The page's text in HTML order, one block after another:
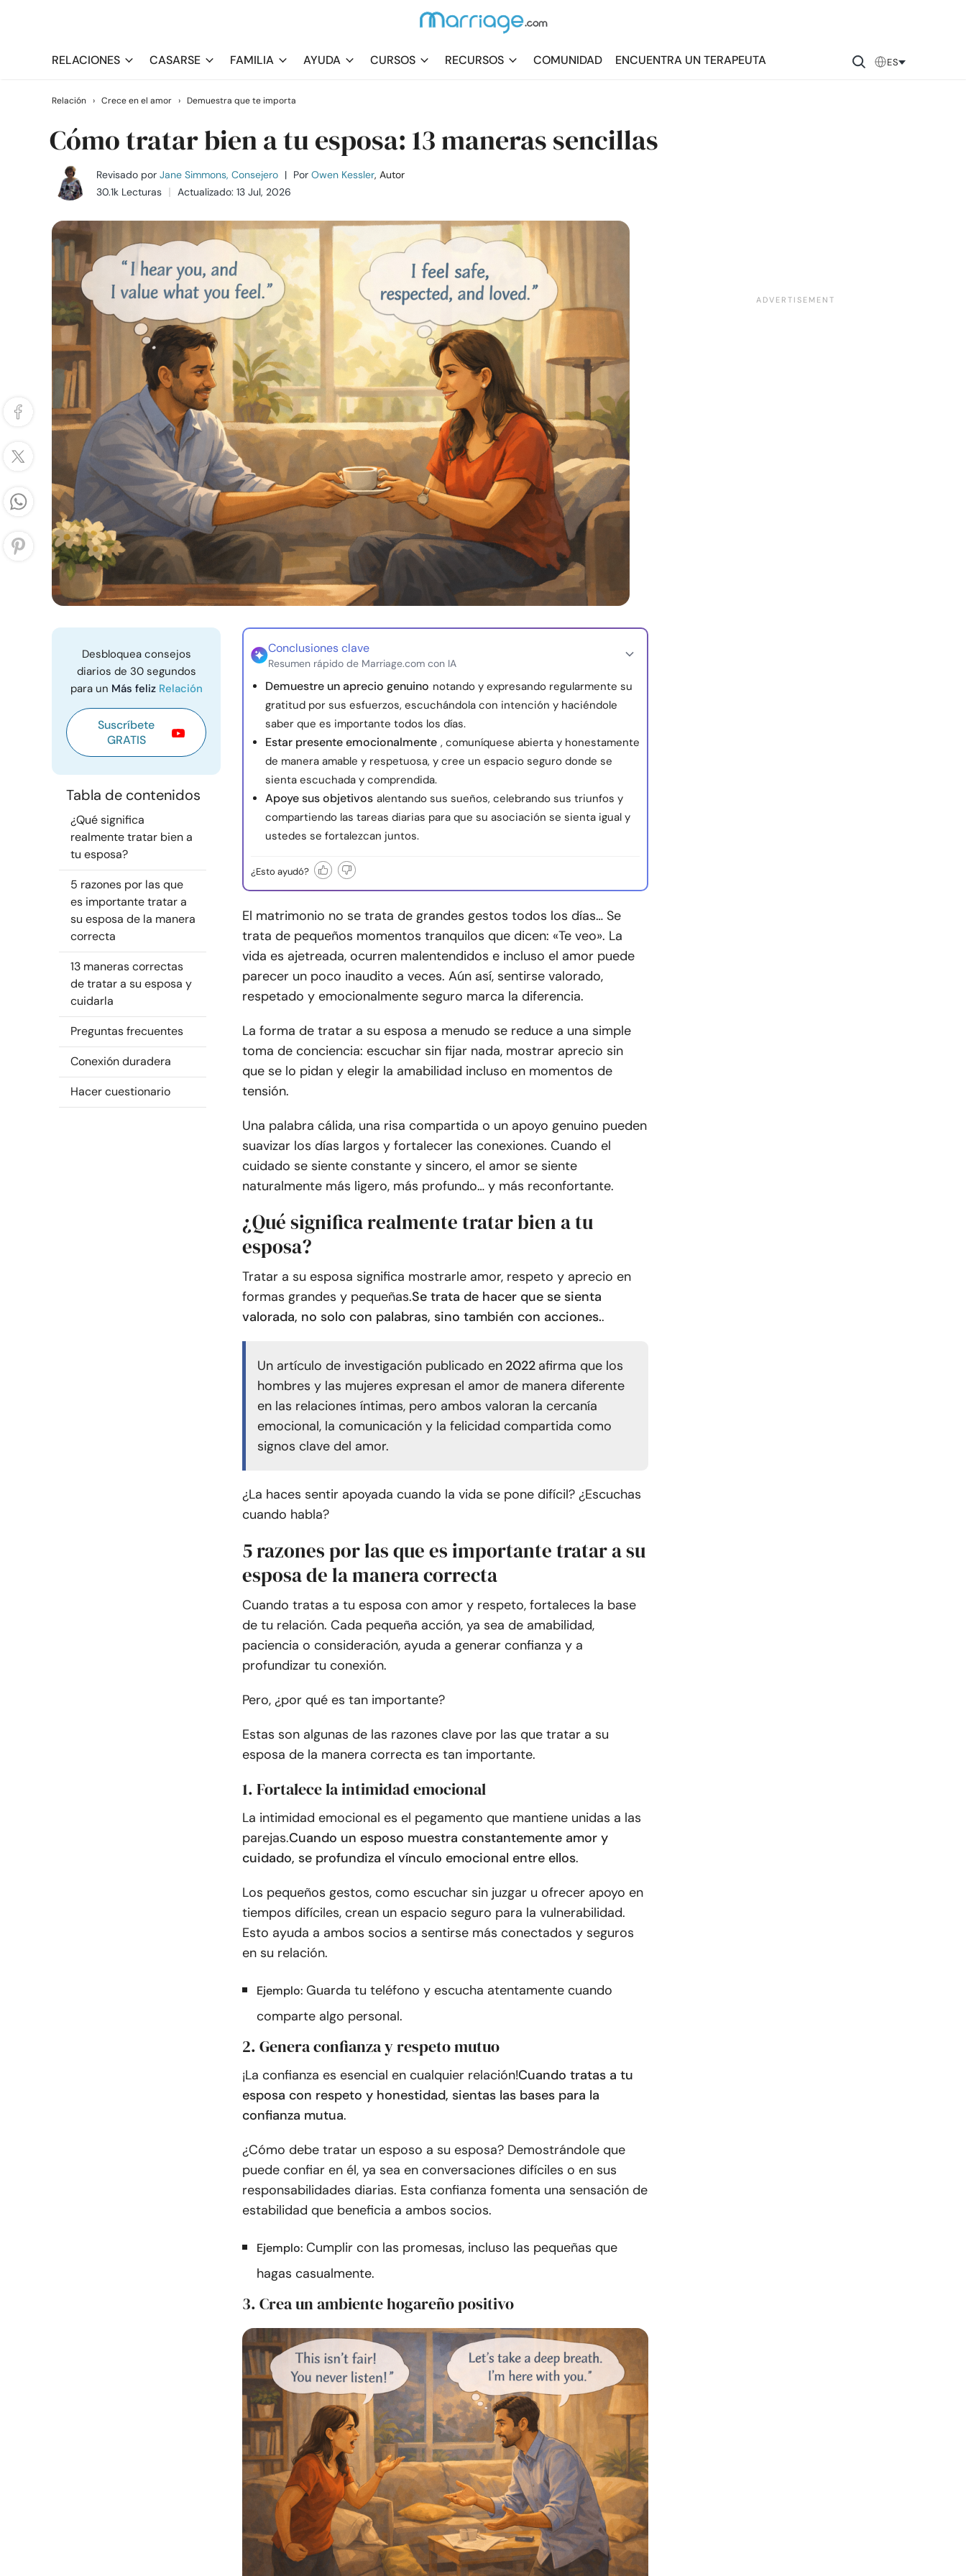
RELACIONES CASARSE FAMILIA AYUDA CURSOS RECURSOS COMUNIDAD ENCUENTRA UN TERAPEUTA ES
Relación › Crece en el amor › Demuestra que te importa
Cómo tratar bien a tu esposa: 13 maneras sencillas
Revisado por Jane Simmons, Consejero | Por Owen Kessler, Autor
30.1k Lecturas
Actualizado: 13 Jul, 2026
Desbloquea consejos
diarios de 30 segundos
para un Más feliz Relación
Suscríbete
GRATIS
Tabla de contenidos
¿Qué significa
realmente tratar bien a
tu esposa?
5 razones por las que
es importante tratar a
su esposa de la manera
correcta
13 maneras correctas
de tratar a su esposa y
cuidarla
Preguntas frecuentes
Conexión duradera
Hacer cuestionario
Conclusiones clave
Resumen rápido de Marriage.com con IA
Demuestre un aprecio genuino notando y expresando regularmente su
gratitud por sus esfuerzos, escuchándola con intención y haciéndole
saber que es importante todos los días.
Estar presente emocionalmente , comuníquese abierta y honestamente
de manera amable y respetuosa, y cree un espacio seguro donde se
sienta escuchada y comprendida.
Apoye sus objetivos alentando sus sueños, celebrando sus triunfos y
compartiendo las tareas diarias para que su asociación se sienta igual y
ustedes se fortalezcan juntos.
¿Esto ayudó?
El matrimonio no se trata de grandes gestos todos los días… Se
trata de pequeños momentos tranquilos que dicen: «Te veo». La
vida es ajetreada, ocurren malentendidos e incluso el amor puede
parecer un poco inaudito a veces. Aún así, sentirse valorado,
respetado y emocionalmente seguro marca la diferencia.
La forma de tratar a su esposa a menudo se reduce a una simple
toma de conciencia: escuchar sin fijar nada, mostrar aprecio sin
que se lo pidan y elegir la amabilidad incluso en momentos de
tensión.
Una palabra cálida, una risa compartida o un apoyo genuino pueden
suavizar los días largos y fortalecer las conexiones. Cuando el
cuidado se siente constante y sincero, el amor se siente
naturalmente más ligero, más profundo… y más reconfortante.
¿Qué significa realmente tratar bien a tu
esposa?
Tratar a su esposa significa mostrarle amor, respeto y aprecio en
formas grandes y pequeñas.Se trata de hacer que se sienta
valorada, no solo con palabras, sino también con acciones..
Un artículo de investigación publicado en 2022 afirma que los
hombres y las mujeres expresan el amor de manera diferente
en las relaciones íntimas, pero ambos valoran la cercanía
emocional, la comunicación y la felicidad compartida como
signos clave del amor.
¿La haces sentir apoyada cuando la vida se pone difícil? ¿Escuchas
cuando habla?
5 razones por las que es importante tratar a su
esposa de la manera correcta
Cuando tratas a tu esposa con amor y respeto, fortaleces la base
de tu relación. Cada pequeña acción, ya sea de amabilidad,
paciencia o consideración, ayuda a generar confianza y a
profundizar tu conexión.
Pero, ¿por qué es tan importante?
Estas son algunas de las razones clave por las que tratar a su
esposa de la manera correcta es tan importante.
1. Fortalece la intimidad emocional
La intimidad emocional es el pegamento que mantiene unidas a las
parejas.Cuando un esposo muestra constantemente amor y
cuidado, se profundiza el vínculo emocional entre ellos.
Los pequeños gestos, como escuchar sin juzgar u ofrecer apoyo en
tiempos difíciles, crean un espacio seguro para la vulnerabilidad.
Esto ayuda a ambos socios a sentirse más conectados y seguros
en su relación.
Ejemplo: Guarda tu teléfono y escucha atentamente cuando
comparte algo personal.
2. Genera confianza y respeto mutuo
¡La confianza es esencial en cualquier relación!Cuando tratas a tu
esposa con respeto y honestidad, sientas las bases para la
confianza mutua.
¿Cómo debe tratar un esposo a su esposa? Demostrándole que
puede confiar en él, ya sea en conversaciones difíciles o en sus
responsabilidades diarias. Esta confianza fomenta una sensación de
estabilidad que beneficia a ambos socios.
Ejemplo: Cumplir con las promesas, incluso las pequeñas que
hagas casualmente.
3. Crea un ambiente hogareño positivo